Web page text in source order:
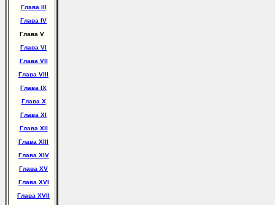
Глава III
Глава IV
Глава V
Глава VI
Глава VII
Глава VIII
Глава IX
Глава X
Глава XI
Глава XII
Глава XIII
Глава XIV
Глава XV
Глава XVI
Глава XVII